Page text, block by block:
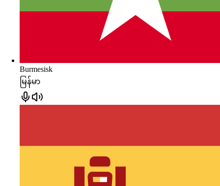
Burmesisk
မြန်မာ